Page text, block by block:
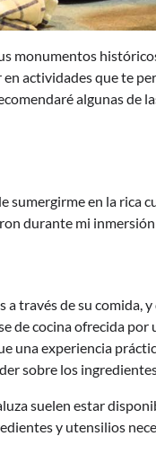
monumentos
actividades que te
algunas de
en la rica
durante mi
través de su comida,
de cocina ofrecida
una experiencia
sobre los
suelen estar
y utensilios